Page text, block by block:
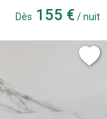
Dès 155 € / nuit